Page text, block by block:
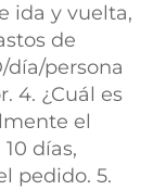
ida y vuelta,
de
día/persona
4. ¿Cuál es
el
días,
pedido. 5.